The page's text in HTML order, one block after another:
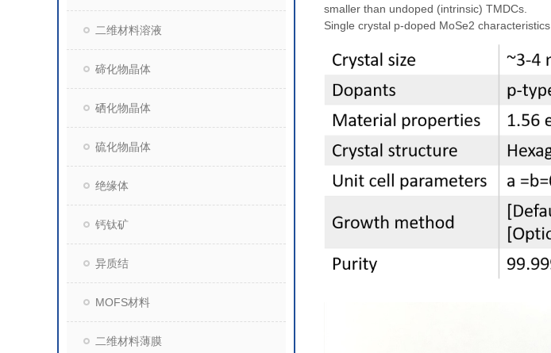
二维材料溶液
碲化物晶体
硒化物晶体
硫化物晶体
绝缘体
钙钛矿
异质结
MOFS材料
二维材料薄膜
smaller than undoped (intrinsic) TMDCs.
Single crystal p-doped MoSe2 characteristics